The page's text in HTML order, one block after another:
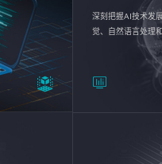
深刻把握AI技术发
觉、自然语言处理
续优化企业数智化